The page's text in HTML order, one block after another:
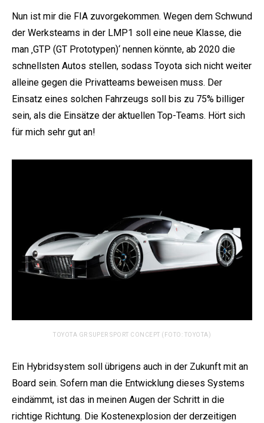
Nun ist mir die FIA zuvorgekommen. Wegen dem Schwund
der Werksteams in der LMP1 soll eine neue Klasse, die
man ‚GTP (GT Prototypen)‘ nennen könnte, ab 2020 die
schnellsten Autos stellen, sodass Toyota sich nicht weiter
alleine gegen die Privatteams beweisen muss. Der
Einsatz eines solchen Fahrzeugs soll bis zu 75% billiger
sein, als die Einsätze der aktuellen Top-Teams. Hört sich
für mich sehr gut an!
TOYOTA GR SUPER SPORT CONCEPT (FOTO: TOYOTA)
Ein Hybridsystem soll übrigens auch in der Zukunft mit an
Board sein. Sofern man die Entwicklung dieses Systems
eindämmt, ist das in meinen Augen der Schritt in die
richtige Richtung. Die Kostenexplosion der derzeitigen